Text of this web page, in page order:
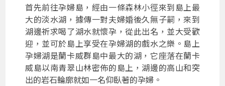
首先前往孕婦島，經由一條森林小徑來到島上最
大的淡水湖，據傳一對夫婦婚後久無子嗣，來到
湖邊祈求喝了湖水就懷孕，從此出名，並大受歡
迎，並可於島上享受在孕婦湖的戲水之樂。島上
孕婦湖是蘭卡威群島中最大的湖，它座落在蘭卡
威島以南青翠山林密佈的島上，湖邊的高山和突
出的岩石輪廓就如一名仰臥著的孕婦。